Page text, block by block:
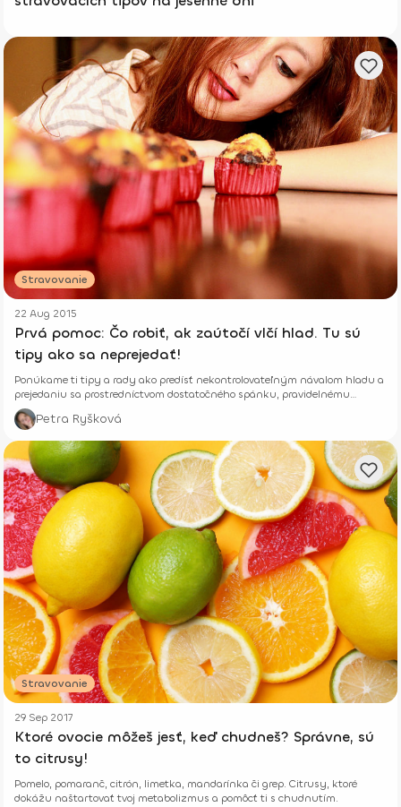
Stravovanie
22 Aug 2015
Prvá pomoc: Čo robiť, ak zaútočí vlčí hlad. Tu sú
tipy ako sa neprejedať!
Ponúkame ti tipy a rady ako predísť nekontrolovateľným návalom hladu a
prejedaniu sa prostredníctvom dostatočného spánku, pravidelnému
stravovaniu, vyváženému jedálničku, vyhýbaniu sa diétam, nastaveniu si
zdravých rituálov a zvýšenia príjmu vlákniny.
Petra Ryšková
Stravovanie
29 Sep 2017
Ktoré ovocie môžeš jesť, keď chudneš? Správne, sú
to citrusy!
Pomelo, pomaranč, citrón, limetka, mandarínka či grep. Citrusy, ktoré
dokážu naštartovať tvoj metabolizmus a pomôcť ti s chudnutím.